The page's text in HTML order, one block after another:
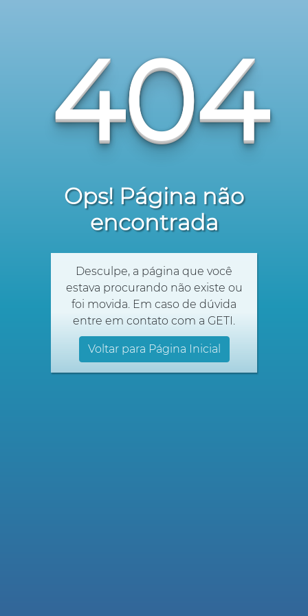
404
Ops! Página não
encontrada
Desculpe, a página que você
estava procurando não existe ou
foi movida. Em caso de dúvida
entre em contato com a GETI.
Voltar para Página Inicial